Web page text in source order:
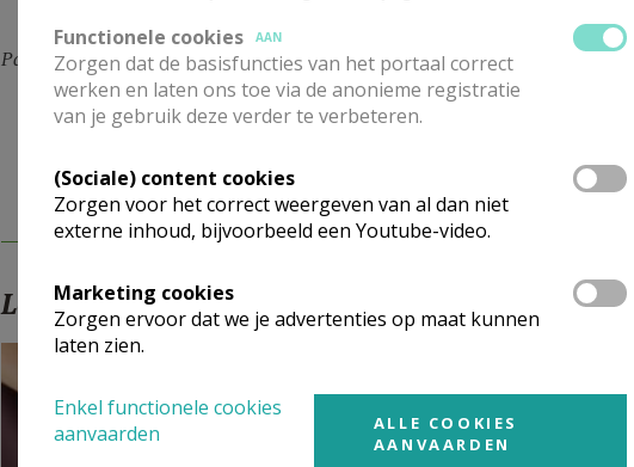
Parochie Gent-Noord biedt de families haar oprechte felicitaties aan
Lees meer
Functionele cookies
AAN
Zorgen dat de basisfuncties van het portaal correct
werken en laten ons toe via de anonieme registratie
van je gebruik deze verder te verbeteren.
(Sociale) content cookies
Zorgen voor het correct weergeven van al dan niet
externe inhoud, bijvoorbeeld een Youtube-video.
Marketing cookies
Zorgen ervoor dat we je advertenties op maat kunnen
laten zien.
Enkel functionele cookies
aanvaarden
ALLE COOKIES
AANVAARDEN